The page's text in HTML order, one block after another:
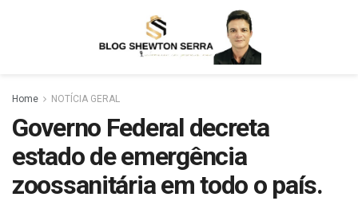
Home NOTÍCIA GERAL
Governo Federal decreta
estado de emergência
zoossanitária em todo o país.